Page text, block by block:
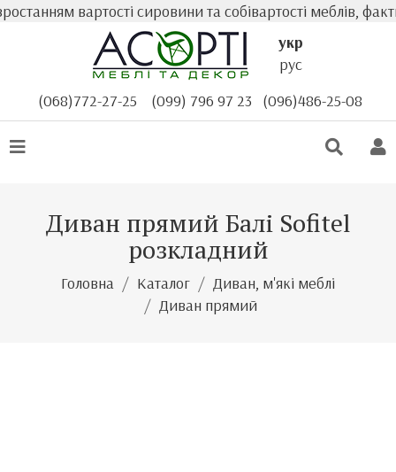
вартості сировини та собівартості меблів,
укр
рус
(068)772-27-25
(099) 796 97 23 (096)486-25-08
Диван прямий Балі Sofitel
розкладний
Головна Каталог
Диван, м'які меблі
Диван прямий